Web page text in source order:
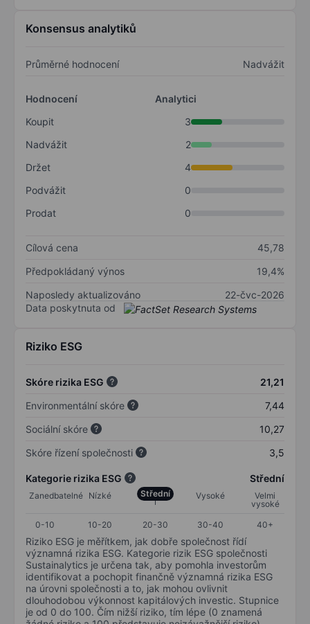
Konsensus analytiků
Průměrné hodnocení Nadvážit
Hodnocení
Analytici
Koupit
3
Nadvážit
2
Držet
4
Podvážit
0
Prodat
0
Cílová cena
45,78
Předpokládaný výnos
19,4%
Naposledy aktualizováno
22-čvc-2026
Data poskytnuta od
Riziko ESG
Skóre rizika ESG
21,21
Environmentální skóre
7,44
Sociální skóre
10,27
Skóre řízení společnosti
3,5
Kategorie rizika ESG Střední
Zanedbatelné Nízké Střední Vysoké
Velmi
vysoké
0-10
10-20 20-30 30-40 40+
Riziko ESG je měřítkem, jak dobře společnost řídí
významná rizika ESG. Kategorie rizik ESG společnosti
Sustainalytics je určena tak, aby pomohla investorům
identifikovat a pochopit finančně významná rizika ESG
na úrovni společnosti a to, jak mohou ovlivnit
dlouhodobou výkonnost kapitálových investic. Stupnice
je od 0 do 100. Čím nižší riziko, tím lépe (0 znamená